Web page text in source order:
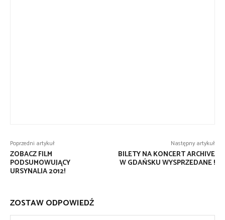
Poprzedni artykuł
ZOBACZ FILM
PODSUMOWUJĄCY
URSYNALIA 2012!
Następny artykuł
BILETY NA KONCERT ARCHIVE
W GDAŃSKU WYSPRZEDANE !
ZOSTAW ODPOWIEDŹ